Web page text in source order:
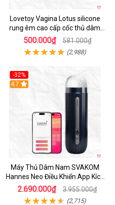
Lovetoy Vagina Lotus silicone
rung êm cao cấp cốc thủ dâm
nam
500.000₫ 581.000₫
(2,988)
-32%
Hot
4.7
Máy Thủ Dâm Nam SVAKOM
Hannes Neo Điều Khiển App Kích
Thích
2.690.000₫ 3.955.000₫
(2,715)